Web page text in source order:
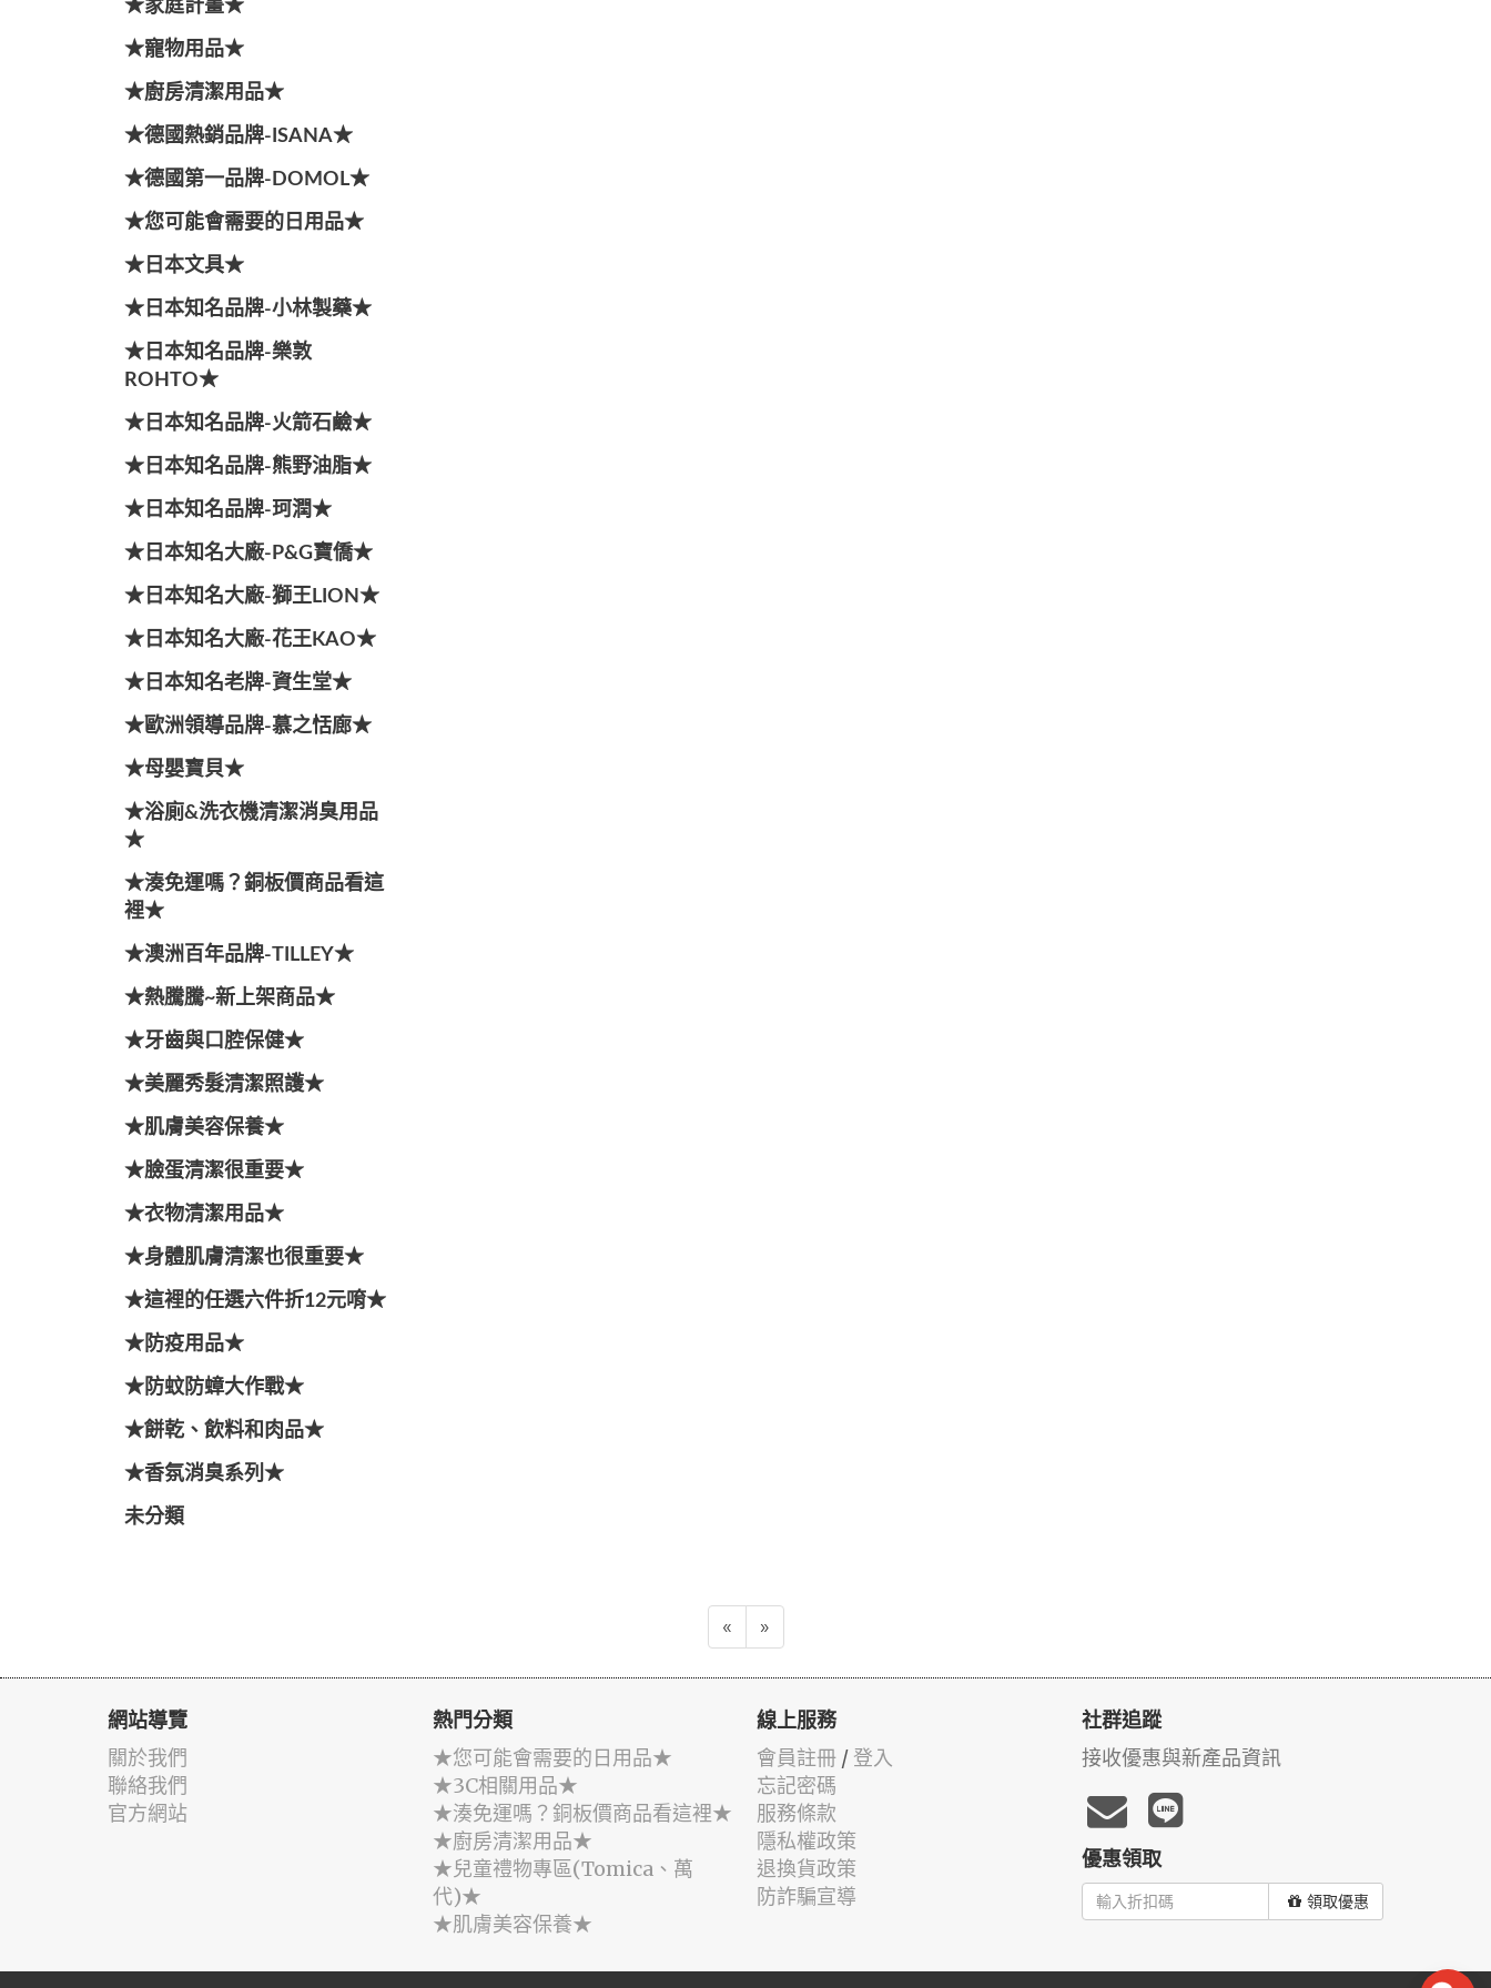
★家庭計畫★
★寵物用品★
★廚房清潔用品★
★德國熱銷品牌-ISANA★
★德國第一品牌-DOMOL★
★您可能會需要的日用品★
★日本文具★
★日本知名品牌-小林製藥★
★日本知名品牌-樂敦
ROHTO★
★日本知名品牌-火箭石鹼★
★日本知名品牌-熊野油脂★
★日本知名品牌-珂潤★
★日本知名大廠-P&G寶僑★
★日本知名大廠-獅王LION★
★日本知名大廠-花王KAO★
★日本知名老牌-資生堂★
★歐洲領導品牌-慕之恬廊★
★母嬰寶貝★
★浴廁&洗衣機清潔消臭用品
★
★湊免運嗎？銅板價商品看這
裡★
★澳洲百年品牌-TILLEY★
★熱騰騰~新上架商品★
★牙齒與口腔保健★
★美麗秀髮清潔照護★
★肌膚美容保養★
★臉蛋清潔很重要★
★衣物清潔用品★
★身體肌膚清潔也很重要★
★這裡的任選六件折12元唷★
★防疫用品★
★防蚊防蟑大作戰★
★餅乾、飲料和肉品★
★香氛消臭系列★
未分類
« »
網站導覽
關於我們
聯絡我們
官方網站
熱門分類
★您可能會需要的日用品★
★3C相關用品★
★湊免運嗎？銅板價商品看這裡★
★廚房清潔用品★
★兒童禮物專區(Tomica、萬
代)★
★肌膚美容保養★
線上服務
會員註冊 / 登入
忘記密碼
服務條款
隱私權政策
退換貨政策
防詐騙宣導
社群追蹤
接收優惠與新產品資訊
優惠領取
領取優惠